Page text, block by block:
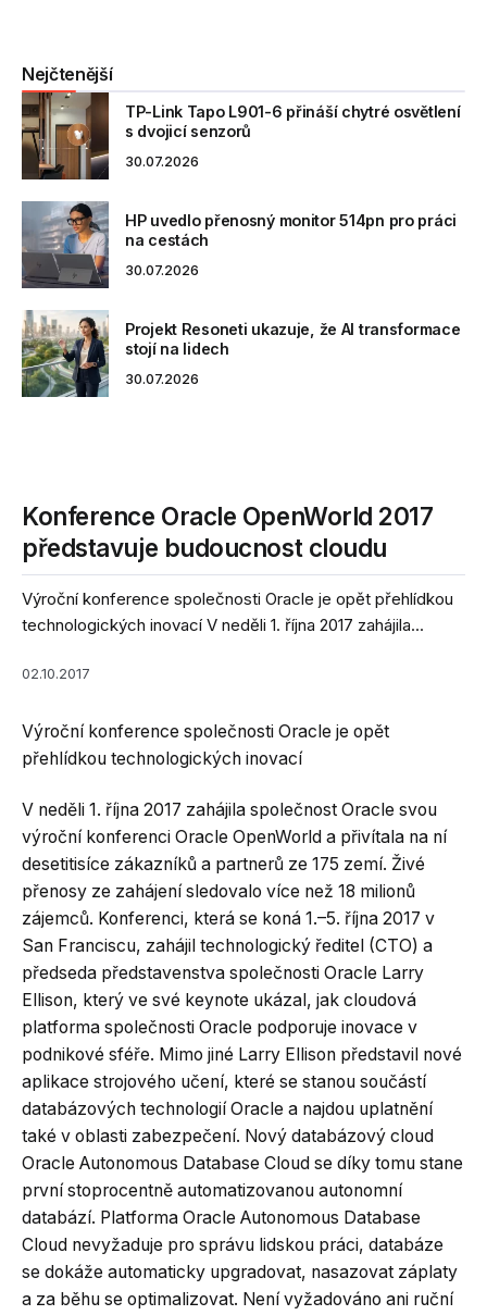
Nejčtenější
TP-Link Tapo L901-6 přináší chytré osvětlení
s dvojicí senzorů
30.07.2026
HP uvedlo přenosný monitor 514pn pro práci
na cestách
30.07.2026
Projekt Resoneti ukazuje, že AI transformace
stojí na lidech
30.07.2026
Konference Oracle OpenWorld 2017
představuje budoucnost cloudu
Výroční konference společnosti Oracle je opět přehlídkou
technologických inovací V neděli 1. října 2017 zahájila...
02.10.2017
Výroční konference společnosti Oracle je opět
přehlídkou technologických inovací
V neděli 1. října 2017 zahájila společnost Oracle svou
výroční konferenci Oracle OpenWorld a přivítala na ní
desetitisíce zákazníků a partnerů ze 175 zemí. Živé
přenosy ze zahájení sledovalo více než 18 milionů
zájemců. Konferenci, která se koná 1.–5. října 2017 v
San Franciscu, zahájil technologický ředitel (CTO) a
předseda představenstva společnosti Oracle Larry
Ellison, který ve své keynote ukázal, jak cloudová
platforma společnosti Oracle podporuje inovace v
podnikové sféře. Mimo jiné Larry Ellison představil nové
aplikace strojového učení, které se stanou součástí
databázových technologií Oracle a najdou uplatnění
také v oblasti zabezpečení. Nový databázový cloud
Oracle Autonomous Database Cloud se díky tomu stane
první stoprocentně automatizovanou autonomní
databází. Platforma Oracle Autonomous Database
Cloud nevyžaduje pro správu lidskou práci, databáze
se dokáže automaticky upgradovat, nasazovat záplaty
a za běhu se optimalizovat. Není vyžadováno ani ruční